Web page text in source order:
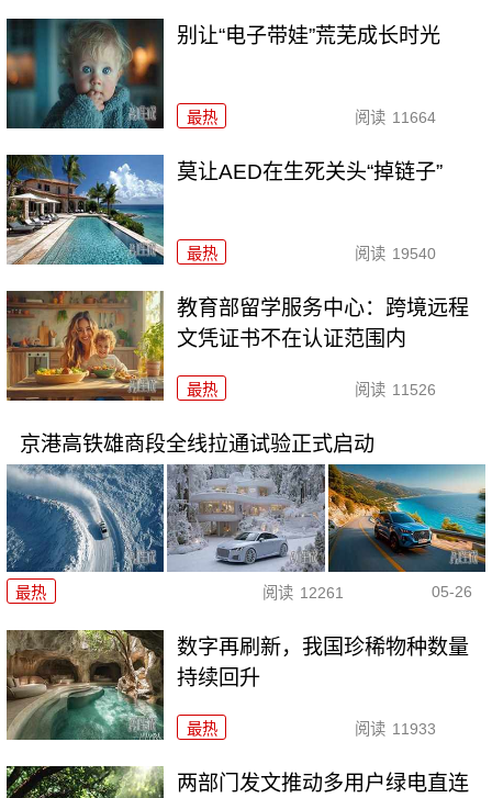
别让“电子带娃”荒芜成长时光
最热 阅读 11664
莫让AED在生死关头“掉链子”
最热 阅读 19540
教育部留学服务中心：跨境远程
文凭证书不在认证范围内
最热 阅读 11526
京港高铁雄商段全线拉通试验正式启动
最热 阅读 12261 05-26
数字再刷新，我国珍稀物种数量
持续回升
最热 阅读 11933
两部门发文推动多用户绿电直连